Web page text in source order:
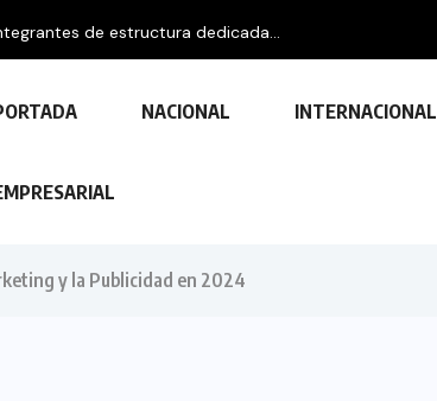
de estructura dedicada...
NACIONAL INTERNACIONAL
y la Publicidad en 2024